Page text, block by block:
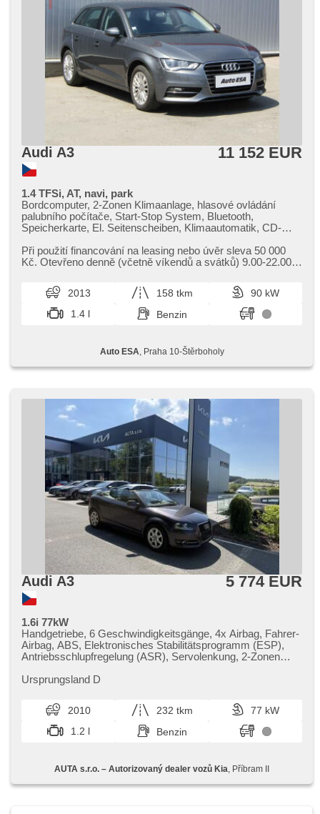
Audi A3 11 152 EUR
1.4 TFSi, AT, navi, park
Bordcomputer, 2-Zonen Klimaanlage, hlasové ovládání
palubního počítače, Start-Stop System, Bluetooth,
Speicherkarte, El. Seitenscheiben, Klimaautomatik, CD-
Multifunktionslenkrad, Automatikgetriebe, täglich Leuchten,
Alufelgen, El. Spiegel, beheizte Spiegel, Servolenkung,
Stabilitätsprogramm (ESP), Nebelscheinwerfer, El.
Klappspiegel, ABS, parkovací senzory zadní, isofix,
elektronická ruční brzda, 6x Airbag
Při použití financování na leasing nebo úvěr sleva 50 000
Kč. Otevřeno denně (včetně víkendů a svátků) 9.00​-22.00
2013 158 tkm
90 kW
1.4 l
Benzin
Auto ESA , Praha 10-Štěrboholy
Audi A3 5 774 EUR
1.6i 77kW
Handgetriebe, 6 Geschwindigkeitsgänge, 4x Airbag, Fahrer-
Airbag, ABS, Elektronisches Stabilitätsprogramm (ESP),
Antriebsschlupfregelung (ASR), Servolenkung, 2-Zonen
Bordcomputer, Lenkrad einstellbar,
rezervní kolo, El. Spiegel, Wegfahrsperre,
Zentralverriegelung mit Funkfernbedienung,
Zentralverriegelung, isofix, höheneinstellbare Sitze,
Positionssitze, Reifendrucksensor, Nebelscheinwerfer,
Rolldach, přední pohon, Ausziehbare Kopflehnen, El.
Anlasser
Ursprungsland D
2010 232 tkm
77 kW
1.2 l
Benzin
AUTA s.r.o. – Autorizovaný dealer vozů Kia , Příbram II